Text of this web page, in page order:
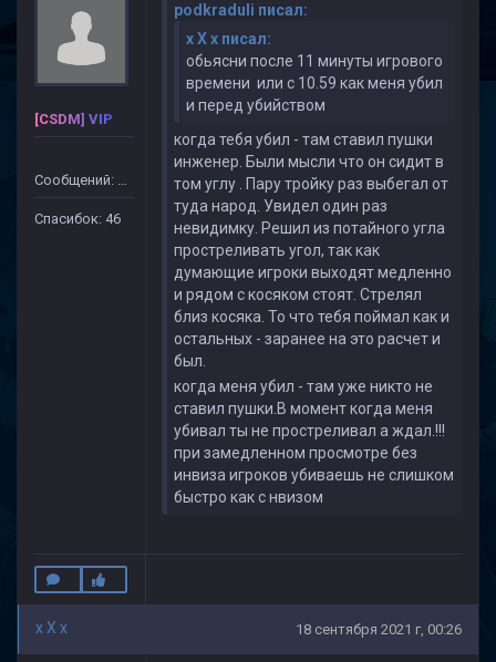
[CSDM] VIP
Сообщений: 499
Спасибок: 46
podkraduli писал:
x X x писал:
обьясни после 11 минуты игрового
времени или с 10.59 как меня убил
и перед убийством
когда тебя убил - там ставил пушки
инженер. Были мысли что он сидит в
том углу . Пару тройку раз выбегал от
туда народ. Увидел один раз
невидимку. Решил из потайного угла
простреливать угол, так как
думающие игроки выходят медленно
и рядом с косяком стоят. Стрелял
близ косяка. То что тебя поймал как и
остальных - заранее на это расчет и
был.
когда меня убил - там уже никто не
ставил пушки.В момент когда меня
убивал ты не простреливал а ждал.!!!
при замедленном просмотре без
инвиза игроков убиваешь не слишком
быстро как с нвизом
x X x 18 сентября 2021 г, 00:26